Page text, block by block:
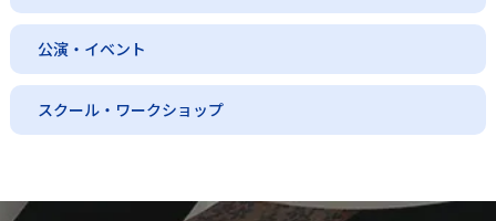
公演・イベント
スクール・ワークショップ